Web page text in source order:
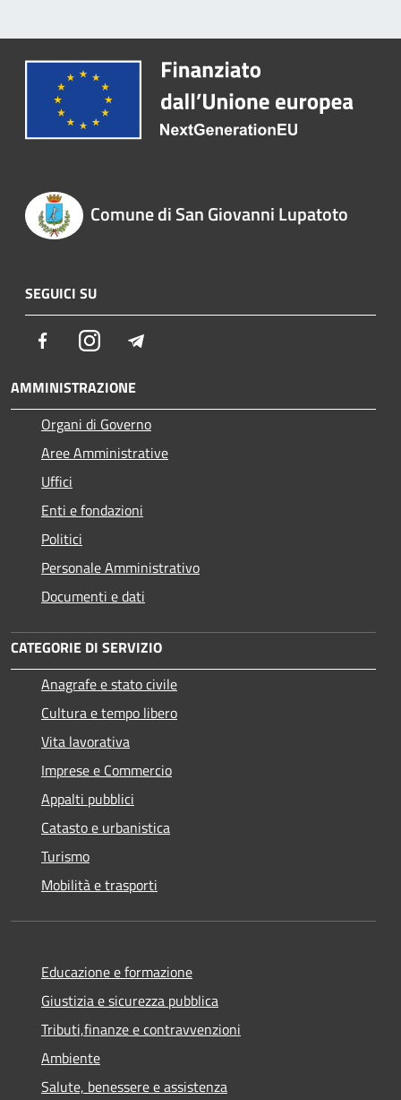
Comune di San Giovanni Lupatoto
SEGUICI SU
FacebookInstagram
AMMINISTRAZIONE
Organi di Governo
Aree Amministrative
Uffici
Enti e fondazioni
Politici
Personale Amministrativo
Documenti e dati
CATEGORIE DI SERVIZIO
Anagrafe e stato civile
Cultura e tempo libero
Vita lavorativa
Imprese e Commercio
Appalti pubblici
Catasto e urbanistica
Turismo
Mobilità e trasporti
Educazione e formazione
Giustizia e sicurezza pubblica
Tributi,finanze e contravvenzioni
Ambiente
Salute, benessere e assistenza